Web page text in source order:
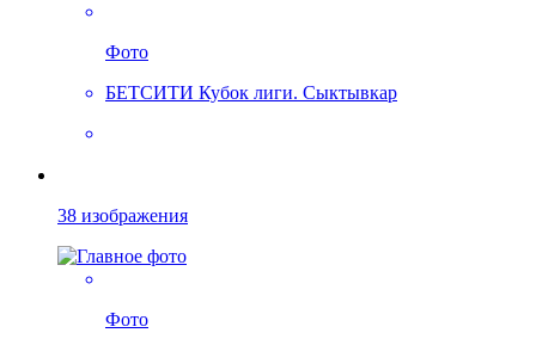
Фото
БЕТСИТИ Кубок лиги. Сыктывкар
38 изображения
Фото